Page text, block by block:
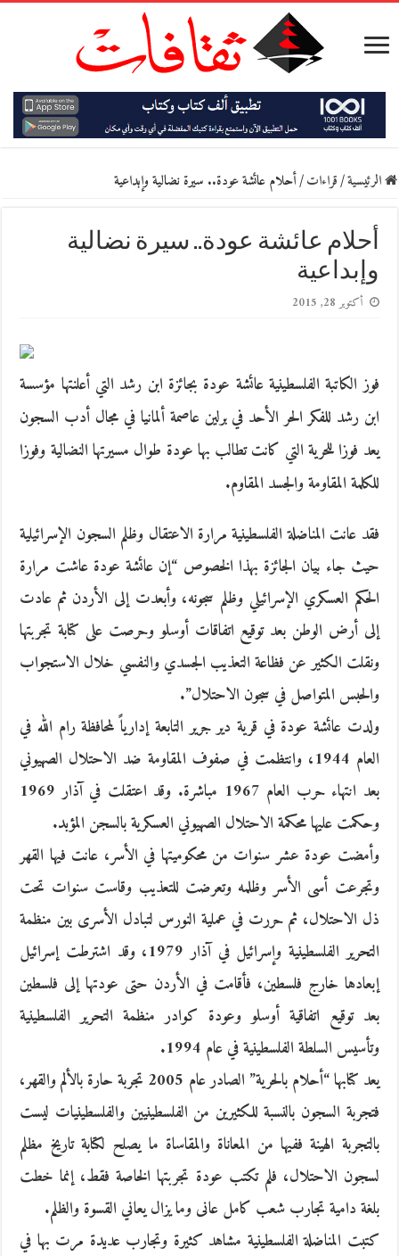
الرئيسية/قراءات/أحلام عائشة عودة.. سيرة نضالية وإبداعية
أحلام عائشة عودة.. سيرة نضالية
وإبداعية
أكتوبر 28, 2015
فوز الكاتبة الفلسطينية عائشة عودة بجائزة ابن رشد التي أعلنتها مؤسسة
ابن رشد للفكر الحر الأحد في برلين عاصمة ألمانيا في مجال أدب السجون
يعد فوزا للحرية التي كانت تطالب بها عودة طوال مسيرتها النضالية وفوزا
للكلمة المقاومة والجسد المقاوم.
فقد عانت المناضلة الفلسطينية مرارة الاعتقال وظلم السجون الإسرائيلية
حيث جاء بيان الجائزة بهذا الخصوص “إن عائشة عودة عاشت مرارة
الحكم العسكري الإسرائيلي وظلم سجونه، وأبعدت إلى الأردن ثم عادت
إلى أرض الوطن بعد توقيع اتفاقات أوسلو وحرصت على كتابة تجربتها
ونقلت الكثير عن فظاعة التعذيب الجسدي والنفسي خلال الاستجواب
والحبس المتواصل في سجون الاحتلال”.
ولدت عائشة عودة في قرية دير جرير التابعة إدارياً لمحافظة رام الله في
العام 1944، وانتظمت في صفوف المقاومة ضد الاحتلال الصهيوني
بعد انتهاء حرب العام 1967 مباشرة. وقد اعتقلت في آذار 1969
وحكمت عليها محكمة الاحتلال الصهيوني العسكرية بالسجن المؤبد.
وأمضت عودة عشر سنوات من محكوميتها في الأسر، عانت فيها القهر
وتجرعت أسى الأسر وظلمه وتعرضت للتعذيب وقاست سنوات تحت
ذل الاحتلال، ثم حررت في عملية النورس لتبادل الأسرى بين منظمة
التحرير الفلسطينية وإسرائيل في آذار 1979، وقد اشترطت إسرائيل
إبعادها خارج فلسطين، فأقامت في الأردن حتى عودتها إلى فلسطين
بعد توقيع اتفاقية أوسلو وعودة كوادر منظمة التحرير الفلسطينية
وتأسيس السلطة الفلسطينية في عام 1994.
يعد كتابها “أحلام بالحرية” الصادر عام 2005 تجربة حارة بالألم والقهر،
فتجربة السجون بالنسبة للكثيرين من الفلسطينيين والفلسطينيات ليست
بالتجربة الهينة ففيها من المعاناة والمقاساة ما يصلح لكتابة تاريخ مظلم
لسجون الاحتلال، فلم تكتب عودة تجربتها الخاصة فقط، إنما خطت
بلغة دامية تجارب شعب كامل عانى وما يزال يعاني القسوة والظلم.
كتبت المناضلة الفلسطينية مشاهد كثيرة وتجارب عديدة مرت بها في